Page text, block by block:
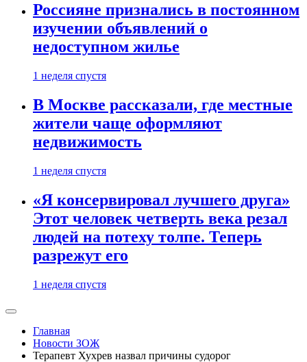
Россияне признались в постоянном
изучении объявлений о
недоступном жилье
1 неделя спустя
В Москве рассказали, где местные
жители чаще оформляют
недвижимость
1 неделя спустя
«Я консервировал лучшего друга»
Этот человек четверть века резал
людей на потеху толпе. Теперь
разрежут его
1 неделя спустя
Главная
Новости ЗОЖ
Терапевт Хухрев назвал причины судорог